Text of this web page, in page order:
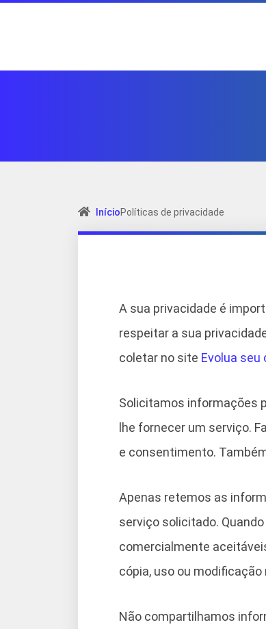
InícioPolíticas de privacidade
A sua privacidade é
respeitar a sua
coletar no site Evolua
Solicitamos informações
lhe fornecer um serviço.
e consentimento.
Apenas retemos as
serviço solicitado.
comercialmente
cópia, uso ou
Não compartilhamos